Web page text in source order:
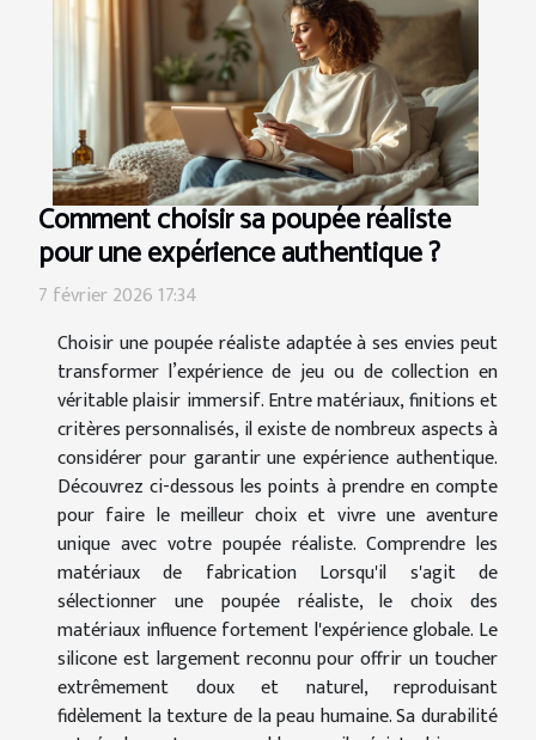
Comment choisir sa poupée réaliste
pour une expérience authentique ?
7 février 2026 17:34
Choisir une poupée réaliste adaptée à ses envies peut
transformer l’expérience de jeu ou de collection en
véritable plaisir immersif. Entre matériaux, finitions et
critères personnalisés, il existe de nombreux aspects à
considérer pour garantir une expérience authentique.
Découvrez ci-dessous les points à prendre en compte
pour faire le meilleur choix et vivre une aventure
unique avec votre poupée réaliste. Comprendre les
matériaux de fabrication Lorsqu'il s'agit de
sélectionner une poupée réaliste, le choix des
matériaux influence fortement l'expérience globale. Le
silicone est largement reconnu pour offrir un toucher
extrêmement doux et naturel, reproduisant
fidèlement la texture de la peau humaine. Sa durabilité